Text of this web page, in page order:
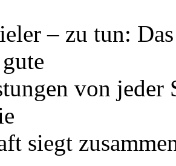
– zu tun:
von jeder
siegt